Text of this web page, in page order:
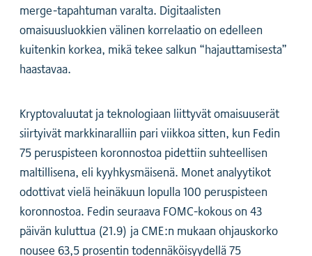
merge-tapahtuman varalta. Digitaalisten
omaisuusluokkien välinen korrelaatio on edelleen
kuitenkin korkea, mikä tekee salkun “hajauttamisesta”
haastavaa.
Kryptovaluutat ja teknologiaan liittyvät omaisuuserät
siirtyivät markkinaralliin pari viikkoa sitten, kun Fedin
75 peruspisteen koronnostoa pidettiin suhteellisen
maltillisena, eli kyyhkysmäisenä. Monet analyytikot
odottivat vielä heinäkuun lopulla 100 peruspisteen
koronnostoa. Fedin seuraava FOMC-kokous on 43
päivän kuluttua (21.9) ja CME:n mukaan ohjauskorko
nousee 63,5 prosentin todennäköisyydellä 75